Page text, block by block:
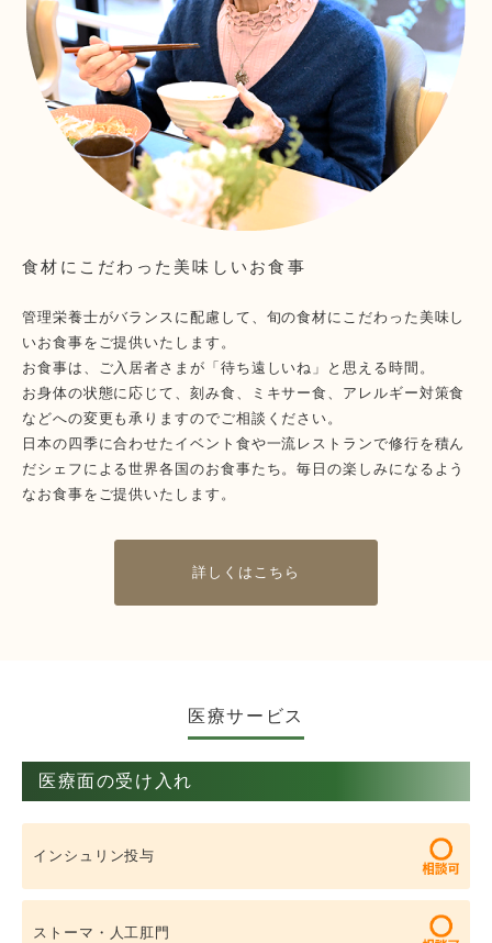
食材にこだわった美味しいお食事
管理栄養士がバランスに配慮して、旬の食材にこだわった美味し
いお食事をご提供いたします。
お食事は、ご入居者さまが「待ち遠しいね」と思える時間。
お身体の状態に応じて、刻み食、ミキサー食、アレルギー対策食
などへの変更も承りますのでご相談ください。
日本の四季に合わせたイベント食や一流レストランで修行を積ん
だシェフによる世界各国のお食事たち。毎日の楽しみになるよう
なお食事をご提供いたします。
詳しくはこちら
医療サービス
医療面の受け入れ
インシュリン投与
ストーマ・人工肛門